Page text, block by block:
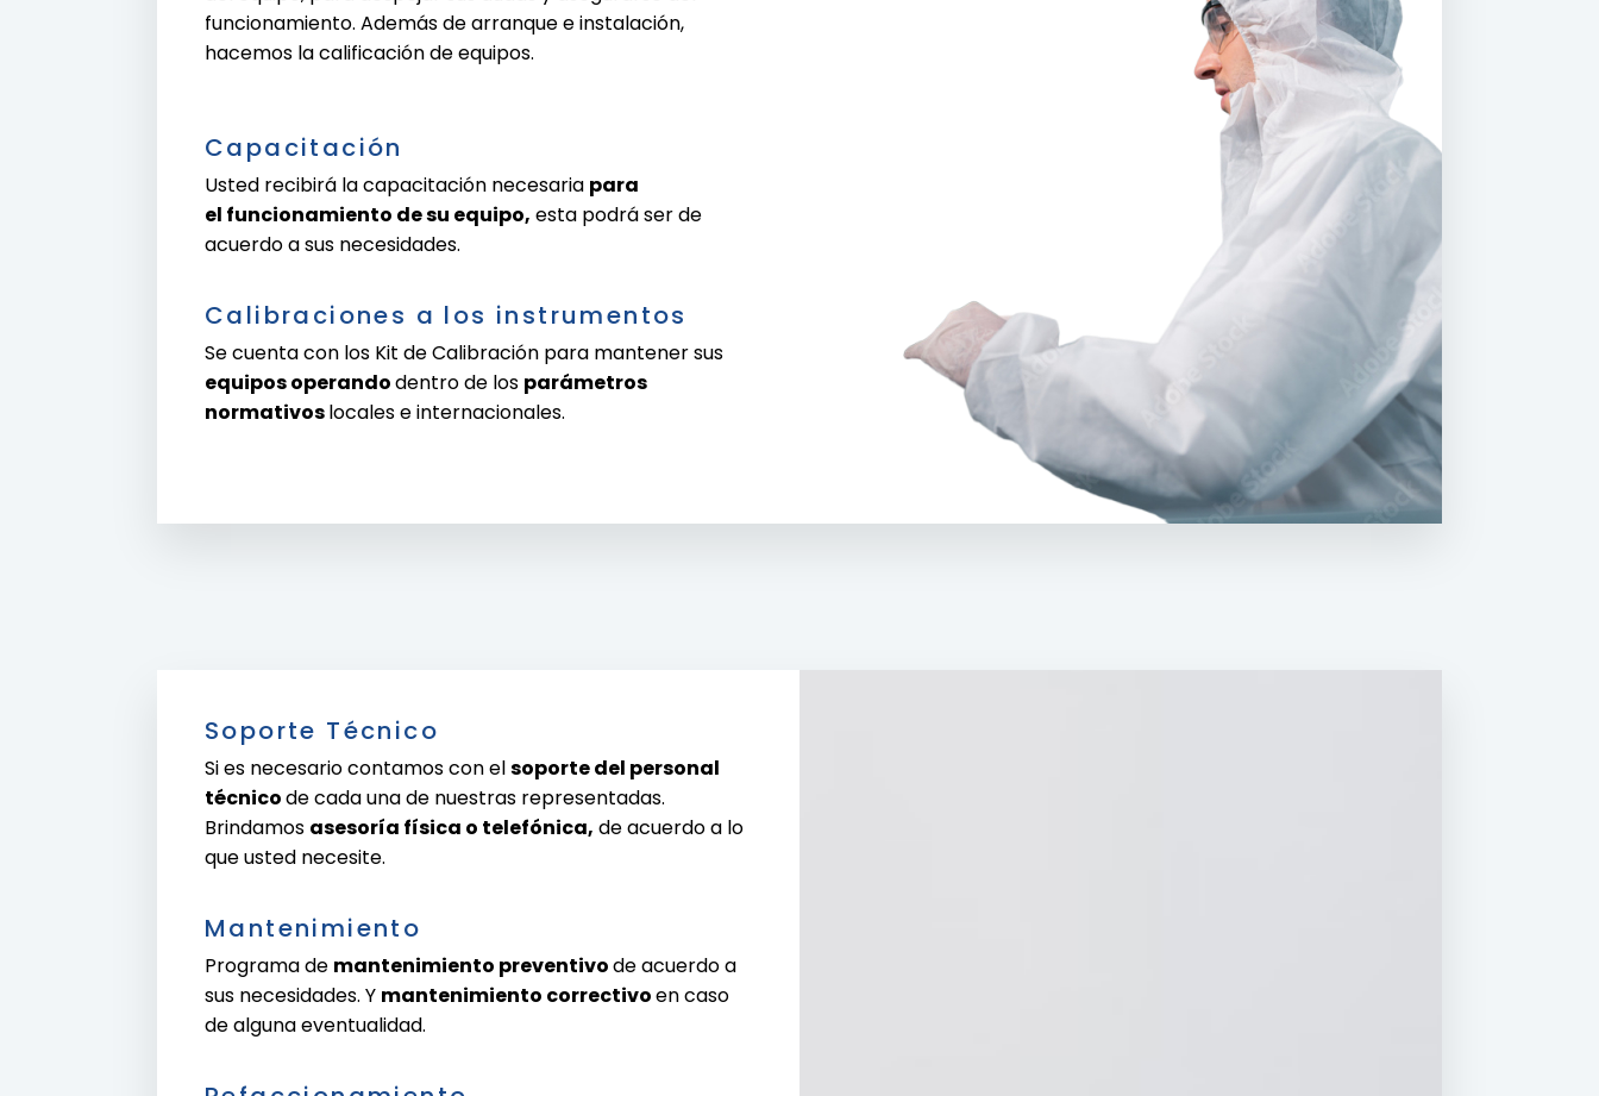
funcionamiento. Además de arranque e instalación,
hacemos la calificación de equipos.
Capacitación
Usted recibirá la capacitación necesaria para
el funcionamiento de su equipo, esta podrá ser de
acuerdo a sus necesidades.
Calibraciones a los instrumentos
Se cuenta con los Kit de Calibración para mantener sus
equipos operandodentro de los parámetros
normativoslocales e internacionales.
Soporte Técnico
Si es necesario contamos con elsoporte del personal
técnicode cada una de nuestras representadas.
Brindamos asesoría física o telefónica, de acuerdo a lo
que usted necesite.
Mantenimiento
Programa de mantenimiento preventivode acuerdo a
sus necesidades. Y mantenimiento correctivoen caso
de alguna eventualidad.